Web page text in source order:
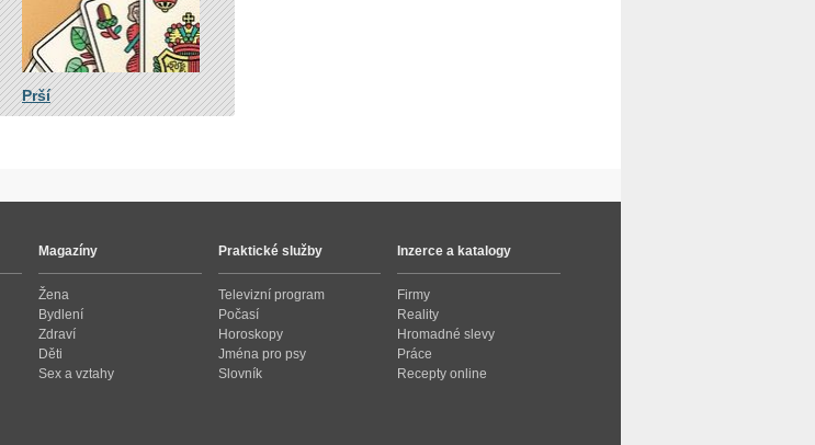
Prší
Magazíny
Žena
Bydlení
Zdraví
Děti
Sex a vztahy
Praktické služby
Televizní program
Počasí
Horoskopy
Jména pro psy
Slovník
Inzerce a katalogy
Firmy
Reality
Hromadné slevy
Práce
Recepty online